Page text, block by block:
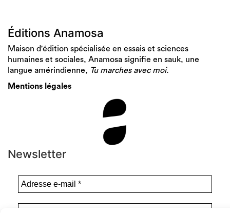
Éditions Anamosa
Maison d'édition spécialisée en essais et sciences
humaines et sociales, Anamosa signifie en sauk, une
langue amérindienne, Tu marches avec moi.
Mentions légales
Newsletter